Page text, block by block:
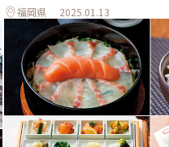
福岡県 2025.01.13